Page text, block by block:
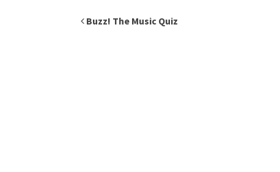
Inläggsnavigering
Buzz! The Music Quiz